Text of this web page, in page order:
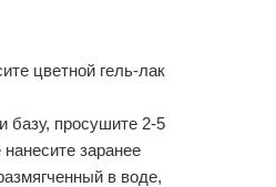
цветной гель-лак
базу, просушите 2-5
заранее
в воде,